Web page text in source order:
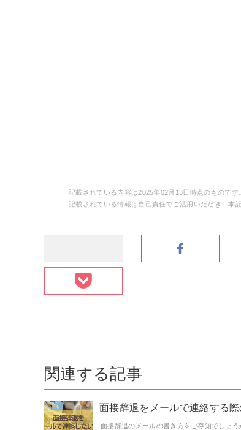
記載されている内容は2025年02月13日時点のもので
記載されている情報は自己責任でご活用いただき、本
関連する記事
面接辞退をメールで連絡する
面接辞退のメールの書き方をご存知でしょ